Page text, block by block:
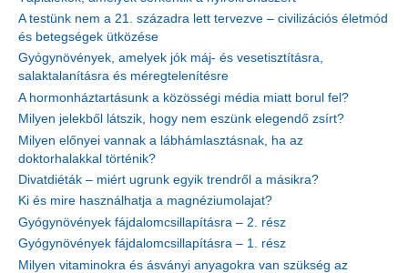
A testünk nem a 21. századra lett tervezve – civilizációs életmód
és betegségek ütközése
Gyógynövények, amelyek jók máj- és vesetisztításra,
salaktalanításra és méregtelenítésre
A hormonháztartásunk a közösségi média miatt borul fel?
Milyen jelekből látszik, hogy nem eszünk elegendő zsírt?
Milyen előnyei vannak a lábhámlasztásnak, ha az
doktorhalakkal történik?
Divatdiéták – miért ugrunk egyik trendről a másikra?
Ki és mire használhatja a magnéziumolajat?
Gyógynövények fájdalomcsillapításra – 2. rész
Gyógynövények fájdalomcsillapításra – 1. rész
Milyen vitaminokra és ásványi anyagokra van szükség az